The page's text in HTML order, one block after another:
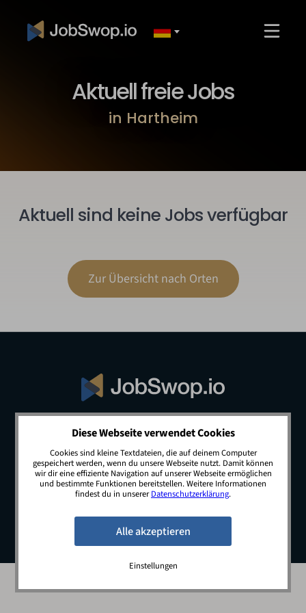
Aktuell freie Jobs
in Hartheim
Aktuell sind keine Jobs verfügbar
Zur Übersicht nach Orten
© 2026 JobSwop.io · All rights reserved.
Blog Jobs Newsletter
Kontakt
Preise
Impressum Datenschutz
Diese Webseite verwendet Cookies
Cookies sind kleine Textdateien, die auf deinem Computer
gespeichert werden, wenn du unsere Webseite nutzt. Damit können
wir dir eine effiziente Navigation auf unserer Webseite ermöglichen
und bestimmte Funktionen bereitstellen. Weitere Informationen
findest du in unsererDatenschutzerklärung.
Einstellungen